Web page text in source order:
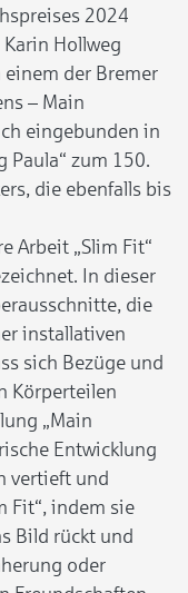
2024
Hollweg
einem der Bremer
– Main
eingebunden in
Paula“ zum 150.
die ebenfalls bis
Arbeit „Slim Fit“
In dieser
die
installativen
sich Bezüge und
Körperteilen
„Main
Entwicklung
vertieft und
Fit“, indem sie
Bild rückt und
oder